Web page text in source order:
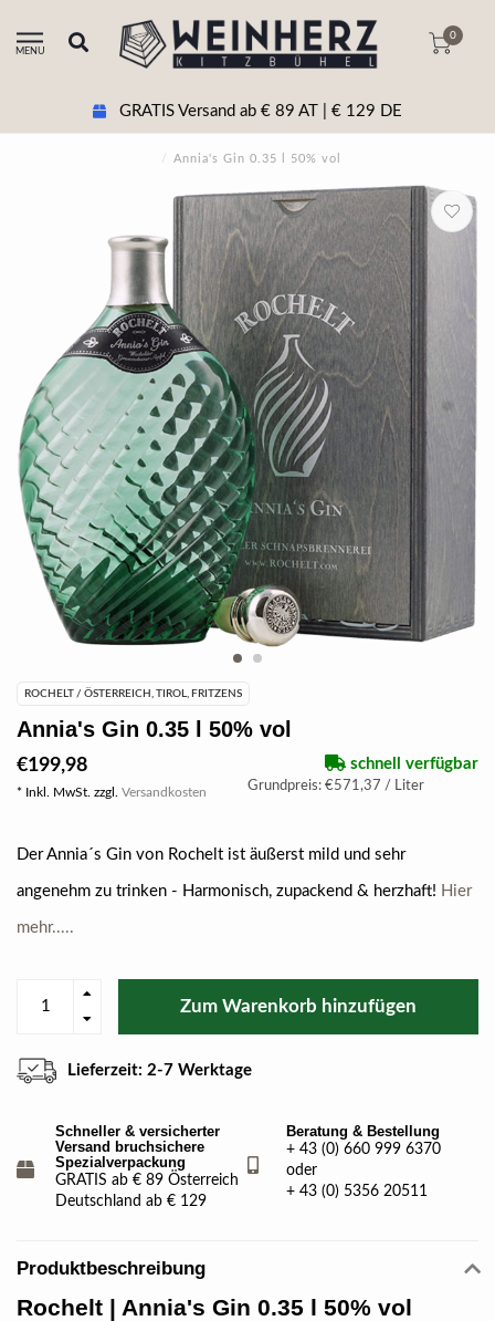
MENU
0
GRATIS Versand ab € 89 AT | € 129 DE
/ Annia's Gin 0.35 l 50% vol
ROCHELT / ÖSTERREICH, TIROL, FRITZENS
Annia's Gin 0.35 l 50% vol
€199,98
* Inkl. MwSt. zzgl. Versandkosten
schnell verfügbar
Grundpreis: €571,37 / Liter
Der Annia´s Gin von Rochelt ist äußerst mild und sehr
angenehm zu trinken - Harmonisch, zupackend & herzhaft! Hier
mehr.....
Zum Warenkorb hinzufügen
Lieferzeit: 2-7 Werktage
Schneller & versicherter
Versand bruchsichere
Spezialverpackung
GRATIS ab € 89 Österreich
Deutschland ab € 129
Beratung & Bestellung
+ 43 (0) 660 999 6370
oder
+ 43 (0) 5356 20511
Produktbeschreibung
Rochelt | Annia's Gin 0.35 l 50% vol